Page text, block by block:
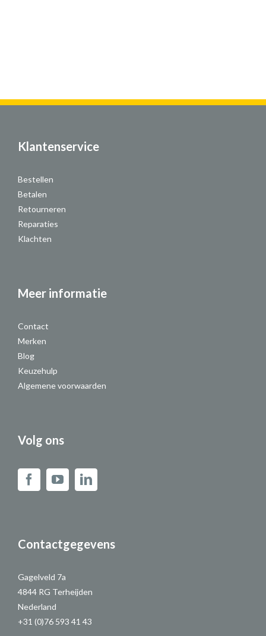
Klantenservice
Bestellen
Betalen
Retourneren
Reparaties
Klachten
Meer informatie
Contact
Merken
Blog
Keuzehulp
Algemene voorwaarden
Volg ons
Contactgegevens
Gagelveld 7a
4844 RG Terheijden
Nederland
+31 (0)76 593 41 43